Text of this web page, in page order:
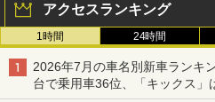
アクセスランキング
1時間 24時間
2026年7月の車名別新車ランキ
台で乗用車36位、「キックス」